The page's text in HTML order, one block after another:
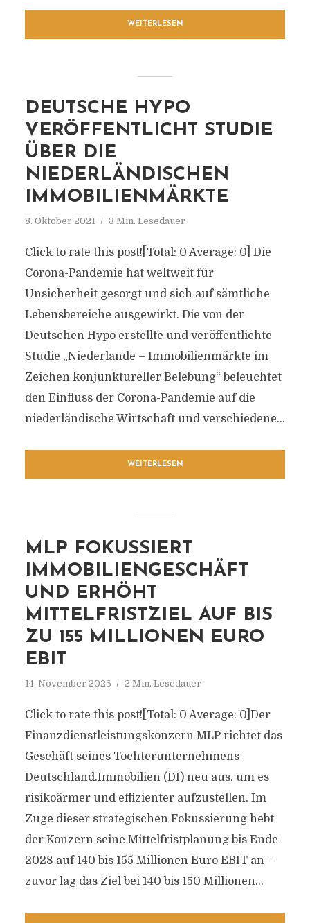
WEITERLESEN
DEUTSCHE HYPO
VERÖFFENTLICHT STUDIE
ÜBER DIE
NIEDERLÄNDISCHEN
IMMOBILIENMÄRKTE
8. Oktober 2021 3 Min. Lesedauer
Click to rate this post![Total: 0 Average: 0] Die
Corona-Pandemie hat weltweit für
Unsicherheit gesorgt und sich auf sämtliche
Lebensbereiche ausgewirkt. Die von der
Deutschen Hypo erstellte und veröffentlichte
Studie „Niederlande – Immobilienmärkte im
Zeichen konjunktureller Belebung“ beleuchtet
den Einfluss der Corona-Pandemie auf die
niederländische Wirtschaft und verschiedene...
WEITERLESEN
MLP FOKUSSIERT
IMMOBILIENGESCHÄFT
UND ERHÖHT
MITTELFRISTZIEL AUF BIS
ZU 155 MILLIONEN EURO
EBIT
14. November 2025 2 Min. Lesedauer
Click to rate this post![Total: 0 Average: 0]Der
Finanzdienstleistungskonzern MLP richtet das
Geschäft seines Tochterunternehmens
Deutschland.Immobilien (DI) neu aus, um es
risikoärmer und effizienter aufzustellen. Im
Zuge dieser strategischen Fokussierung hebt
der Konzern seine Mittelfristplanung bis Ende
2028 auf 140 bis 155 Millionen Euro EBIT an –
zuvor lag das Ziel bei 140 bis 150 Millionen...